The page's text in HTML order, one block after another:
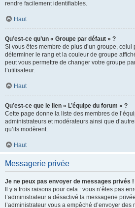
rendre facilement identifiables.
Haut
Qu’est-ce qu’un « Groupe par défaut » ?
Si vous êtes membre de plus d’un groupe,
déterminer le rang et la couleur de groupe
peut vous permettre de changer votre groupe
l’utilisateur.
Haut
Qu’est-ce que le lien « L’équipe du forum » ?
Cette page donne la liste des membres de
administrateurs et modérateurs ainsi que
qu’ils modèrent.
Haut
Messagerie privée
Je ne peux pas envoyer de messages privés !
Il y a trois raisons pour cela : vous n’êtes pas
l’administrateur a désactivé la messagerie
l’administrateur vous a empêché d’envoyer des